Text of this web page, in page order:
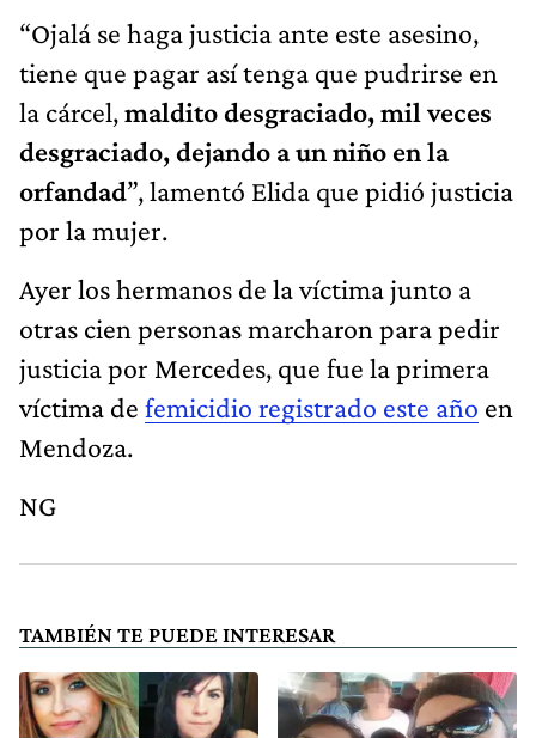
“Ojalá se haga justicia ante este asesino,
tiene que pagar así tenga que pudrirse en
la cárcel,maldito desgraciado, mil veces
desgraciado, dejando a un niño en la
orfandad”, lamentó Elida que pidió justicia
por la mujer.
Ayer los hermanos de la víctima junto a
otras cien personas marcharon para pedir
justicia por Mercedes, que fue la primera
víctima de femicidio registrado este año en
Mendoza.
NG
TAMBIÉN TE PUEDE INTERESAR